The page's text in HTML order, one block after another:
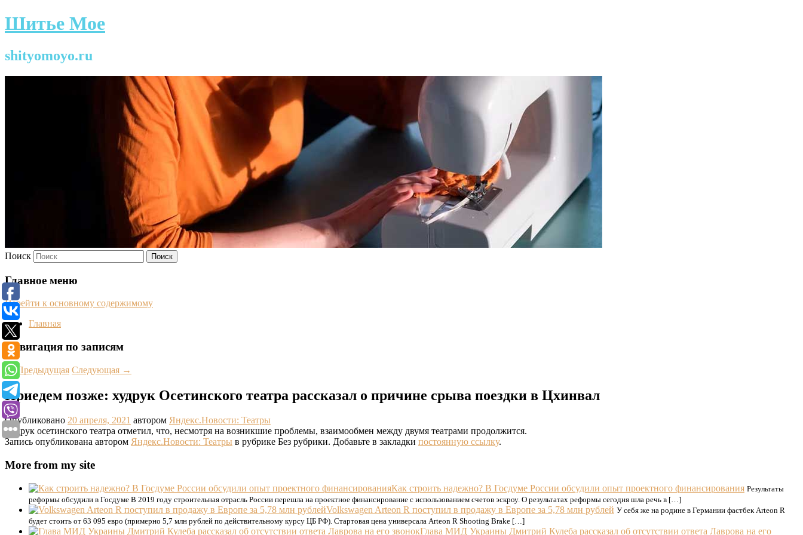
Шитье Мое
shityomoyo.ru
Поиск
Главное меню
Перейти к основному содержимому
Главная
Навигация по записям
←Предыдущая Следующая →
Приедем позже: худрук Осетинского театра рассказал о причине срыва поездки в Цхинвал
Опубликовано 20 апреля, 2021 автором Яндекс.Новости: Театры
Худрук осетинского театра отметил, что, несмотря на возникшие проблемы, взаимообмен между двумя театрами продолжится.
Запись опубликована автором Яндекс.Новости: Театры в рубрике Без рубрики. Добавьте в закладки постоянную ссылку.
More from my site
Как строить надежно? В Госдуме России обсудили опыт проектного финансирования Результаты
реформы обсудили в Госдуме В 2019 году строительная отрасль России перешла на проектное финансирование с использованием счетов эскроу. О результатах реформы сегодня шла речь в […]
Volkswagen Arteon R поступил в продажу в Европе за 5,78 млн рублей У себя же на родине в Германии фастбек Arteon R
будет стоить от 63 095 евро (примерно 5,7 млн рублей по действительному курсу ЦБ РФ). Стартовая цена универсала Arteon R Shooting Brake […]
Глава МИД Украины Дмитрий Кулеба рассказал об отсутствии ответа Лаврова на его